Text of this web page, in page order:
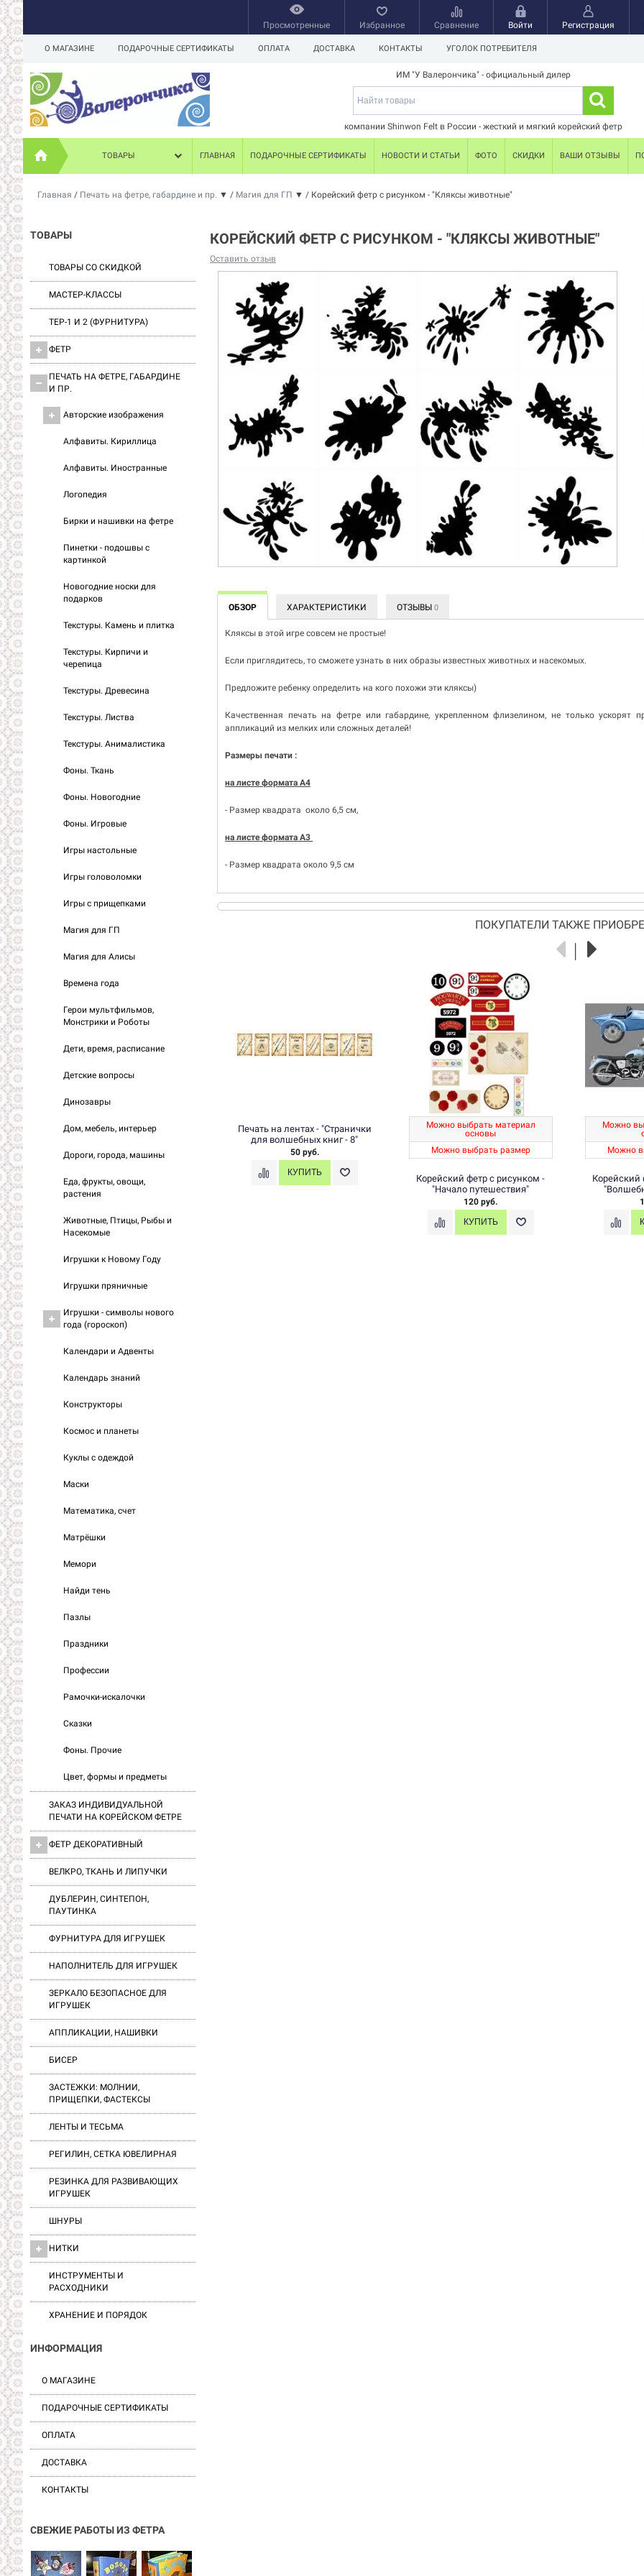
Просмотренные Избранное Сравнение Войти Регистрация
О МАГАЗИНЕ ПОДАРОЧНЫЕ СЕРТИФИКАТЫ ОПЛАТА ДОСТАВКА КОНТАКТЫ УГОЛОК ПОТРЕБИТЕЛЯ
ИМ "У Валерончика" - официальный дилер
компании Shinwon Felt в России - жесткий и мягкий корейский фетр
ТОВАРЫ ГЛАВНАЯ ПОДАРОЧНЫЕ СЕРТИФИКАТЫ НОВОСТИ И СТАТЬИ ФОТО СКИДКИ ВАШИ ОТЗЫВЫ
Главная / Печать на фетре, габардине и пр. ▼ / Магия для ГП ▼ / Корейский фетр с рисунком - "Кляксы животные"
ТОВАРЫ
ТОВАРЫ СО СКИДКОЙ
МАСТЕР-КЛАССЫ
ТЕР-1 И 2 (ФУРНИТУРА)
ФЕТР
ПЕЧАТЬ НА ФЕТРЕ, ГАБАРДИНЕ
И ПР.
Авторские изображения
Алфавиты. Кириллица
Алфавиты. Иностранные
Логопедия
Бирки и нашивки на фетре
Пинетки - подошвы с
картинкой
Новогодние носки для
подарков
Текстуры. Камень и плитка
Текстуры. Кирпичи и
черепица
Текстуры. Древесина
Текстуры. Листва
Текстуры. Анималистика
Фоны. Ткань
Фоны. Новогодние
Фоны. Игровые
Игры настольные
Игры головоломки
Игры с прищепками
Магия для ГП
Магия для Алисы
Времена года
Герои мультфильмов,
Монстрики и Роботы
Дети, время, расписание
Детские вопросы
Динозавры
Дом, мебель, интерьер
Дороги, города, машины
Еда, фрукты, овощи,
растения
Животные, Птицы, Рыбы и
Насекомые
Игрушки к Новому Году
Игрушки пряничные
Игрушки - символы нового
года (гороскоп)
Календари и Адвенты
Календарь знаний
Конструкторы
Космос и планеты
Куклы с одеждой
Маски
Математика, счет
Матрёшки
Мемори
Найди тень
Пазлы
Праздники
Профессии
Рамочки-искалочки
Сказки
Фоны. Прочие
Цвет, формы и предметы
ЗАКАЗ ИНДИВИДУАЛЬНОЙ
ПЕЧАТИ НА КОРЕЙСКОМ ФЕТРЕ
ФЕТР ДЕКОРАТИВНЫЙ
ВЕЛКРО, ТКАНЬ И ЛИПУЧКИ
ДУБЛЕРИН, СИНТЕПОН,
ПАУТИНКА
ФУРНИТУРА ДЛЯ ИГРУШЕК
НАПОЛНИТЕЛЬ ДЛЯ ИГРУШЕК
ЗЕРКАЛО БЕЗОПАСНОЕ ДЛЯ
ИГРУШЕК
АППЛИКАЦИИ, НАШИВКИ
БИСЕР
ЗАСТЕЖКИ: МОЛНИИ,
ПРИЩЕПКИ, ФАСТЕКСЫ
ЛЕНТЫ И ТЕСЬМА
РЕГИЛИН, СЕТКА ЮВЕЛИРНАЯ
РЕЗИНКА ДЛЯ РАЗВИВАЮЩИХ
ИГРУШЕК
ШНУРЫ
НИТКИ
ИНСТРУМЕНТЫ И
РАСХОДНИКИ
ХРАНЕНИЕ И ПОРЯДОК
ИНФОРМАЦИЯ
О МАГАЗИНЕ
ПОДАРОЧНЫЕ СЕРТИФИКАТЫ
ОПЛАТА
ДОСТАВКА
КОНТАКТЫ
СВЕЖИЕ РАБОТЫ ИЗ ФЕТРА
КОРЕЙСКИЙ ФЕТР С РИСУНКОМ - "КЛЯКСЫ ЖИВОТНЫЕ"
Оставить отзыв
ОБЗОР ХАРАКТЕРИСТИКИ ОТЗЫВЫ 0
Кляксы в этой игре совсем не простые!
Если приглядитесь, то сможете узнать в них образы известных животных и насекомых.
Предложите ребенку определить на кого похожи эти кляксы)
Качественная печать на фетре или габардине, укрепленном флизелином, не только ускорят
аппликаций из мелких или сложных деталей!
Размеры печати :
на листе формата А4
- Размер квадрата около 6,5 см,
на листе формата А3
- Размер квадрата около 9,5 см
ПОКУПАТЕЛИ ТАКЖЕ
Можно выбрать материал
основы
Можно выбрать размер
Корейский фетр с рисунком -
"Начало путешествия"
Можно выбрать материал
основы
Можно выбрать размер
Корейский фетр с рисунком -
Можно выбрать материал
основы
Можно выбрать размер
Печать для книги, сумочки или
подушки - дизайн 285
70 руб.
Печать на
для
50